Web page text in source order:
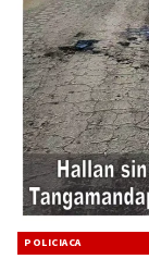
POLICIACA